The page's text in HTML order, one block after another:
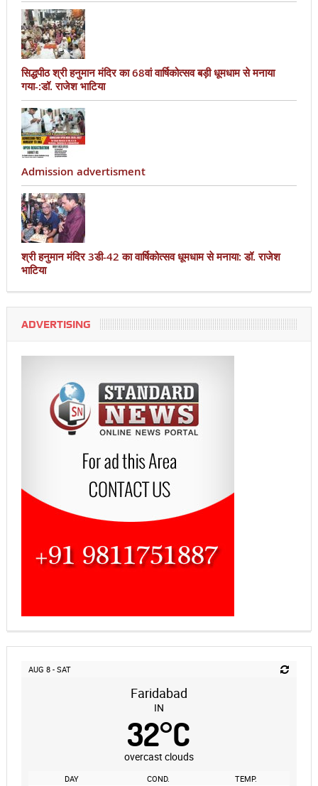
सिद्धपीठ श्री हनुमान मंदिर का 68वां वार्षिकोत्सव बड़ी धूमधाम से मनाया
गया-:डॉ. राजेश भाटिया
Admission advertisment
श्री हनुमान मंदिर 3डी-42 का वार्षिकोत्सव धूमधाम से मनाया: डॉ. राजेश
भाटिया
ADVERTISING
AUG 8 - SAT
Faridabad
IN
32°C
overcast clouds
DAY COND. TEMP.